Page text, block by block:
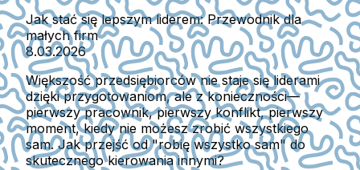
Jak stać się lepszym liderem: Przewodnik dla
małych firm
8.03.2026
Większość przedsiębiorców nie staje się liderami
dzięki przygotowaniom, ale z konieczności—
pierwszy pracownik, pierwszy konflikt, pierwszy
moment, kiedy nie możesz zrobić wszystkiego
sam. Jak przejść od "robię wszystko sam" do
skutecznego kierowania innymi?